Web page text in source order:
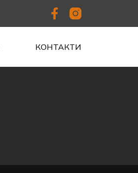
КОНТАКТИ